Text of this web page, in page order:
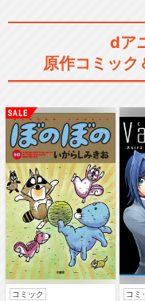
dア
原作コミック
コミック コミ